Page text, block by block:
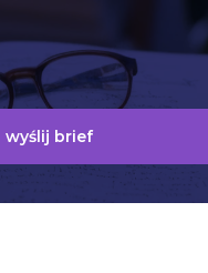
wyślij brief